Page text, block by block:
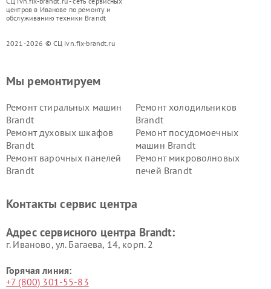
центров в Иванове по ремонту и
обслуживанию техники Brandt
2021-2026 © СЦ ivn.fix-brandt.ru
Мы ремонтируем
Ремонт стиральных машин
Brandt
Ремонт холодильников
Brandt
Ремонт духовых шкафов
Brandt
Ремонт посудомоечных
машин Brandt
Ремонт варочных панелей
Brandt
Ремонт микроволновых
печей Brandt
Контакты сервис центра
Адрес сервисного центра Brandt:
г. Иваново, ул. Багаева, 14, корп. 2
Горячая линия:
+7 (800) 301-55-83